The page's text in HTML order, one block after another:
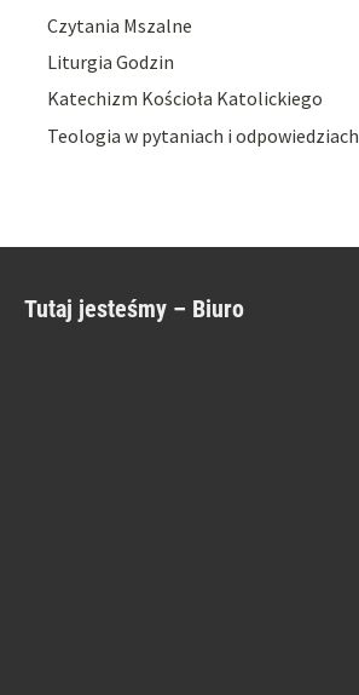
Czytania Mszalne
Liturgia Godzin
Katechizm Kościoła Katolickiego
Teologia w pytaniach i odpowiedziach
Tutaj jesteśmy – Biuro